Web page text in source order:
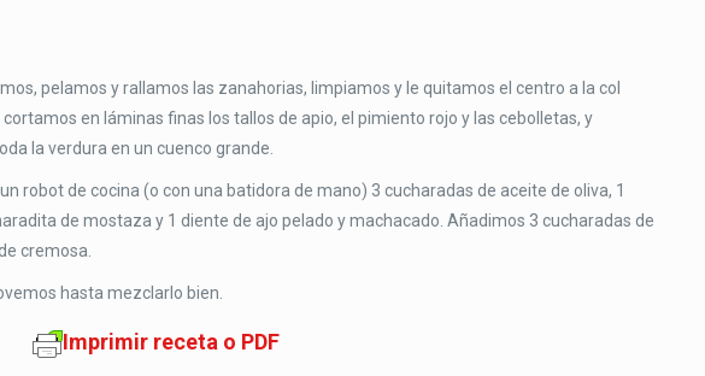
pelamos y rallamos las zanahorias, limpiamos y le quitamos el centro a la col
en láminas finas los tallos de apio, el pimiento rojo y las cebolletas, y
la verdura en un cuenco grande.
robot de cocina (o con una batidora de mano) 3 cucharadas de aceite de oliva, 1
de mostaza y 1 diente de ajo pelado y machacado. Añadimos 3 cucharadas de
cremosa.
hasta mezclarlo bien.
Imprimir receta o PDF